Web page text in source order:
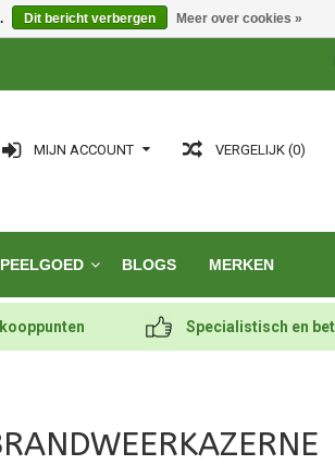
VERGELIJK (0)
MIJN ACCOUNT
BLOGS MERKEN
Specialistisch en
Dit bericht verbergen Meer over cookies »